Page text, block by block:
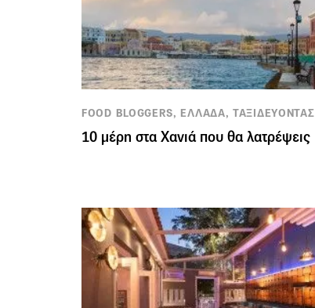
FOOD BLOGGERS, ΕΛΛΑΔΑ, ΤΑΞΙΔΕΥΟΝΤΑΣ
10 μέρη στα Χανιά που θα λατρέψεις